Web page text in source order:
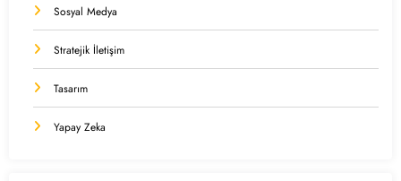
Sosyal Medya
Stratejik İletişim
Tasarım
Yapay Zeka